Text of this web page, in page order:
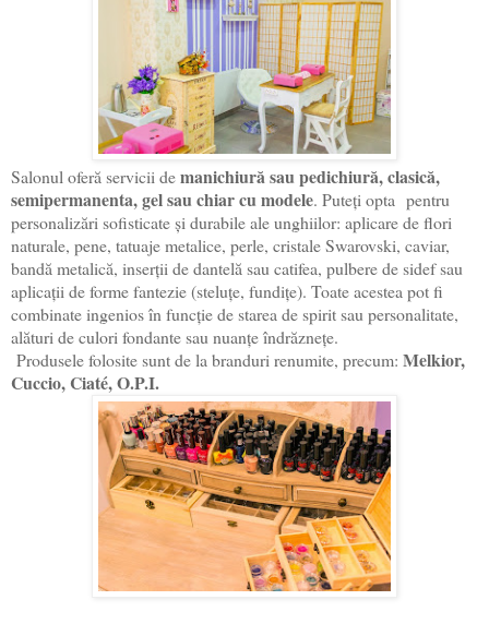
Salonul oferă servicii demanichiură sau pedichiură, clasică,
semipermanenta, gel sau chiar cu modele. Puteți opta pentru
personalizări sofisticate şi durabile ale unghiilor: aplicare de flori
naturale, pene, tatuaje metalice, perle, cristale Swarovski, caviar,
bandă metalică, inserţii de dantelă sau catifea, pulbere de sidef sau
aplicaţii de forme fantezie (steluţe, fundiţe). Toate acestea pot fi
combinate ingenios în funcţie de starea de spirit sau personalitate,
alături de culori fondante sau nuanţe îndrăzneţe.
Produsele folosite sunt de la branduri renumite, precum: Melkior,
Cuccio, Ciaté, O.P.I.